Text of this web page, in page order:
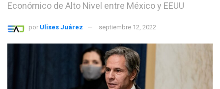
Económico de Alto Nivel entre México y EEUU
por Ulises Juárez septiembre 12, 2022